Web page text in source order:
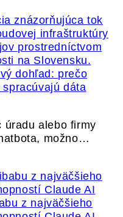
dohľad: prečo
dáta
úradu alebo firmy
možno…
z najväčšieho